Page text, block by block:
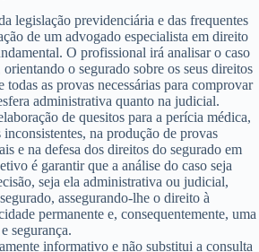
legislação previdenciária e das frequentes
de um advogado especialista em direito
O profissional irá analisar o caso
o segurado sobre os seus direitos
todas as provas necessárias para comprovar
administrativa quanto na judicial.
de quesitos para a perícia médica,
na produção de provas
e na defesa dos direitos do segurado em
é garantir que a análise do caso seja
seja ela administrativa ou judicial,
assegurando-lhe o direito à
permanente e, consequentemente, uma
segurança.
informativo e não substitui a consulta